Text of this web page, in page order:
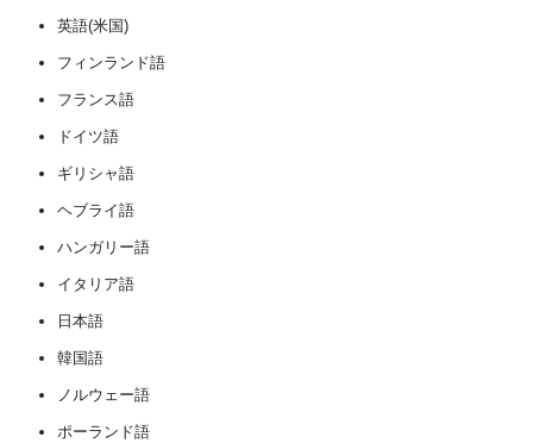
英語(米国)
フィンランド語
フランス語
ドイツ語
ギリシャ語
ヘブライ語
ハンガリー語
イタリア語
日本語
韓国語
ノルウェー語
ポーランド語